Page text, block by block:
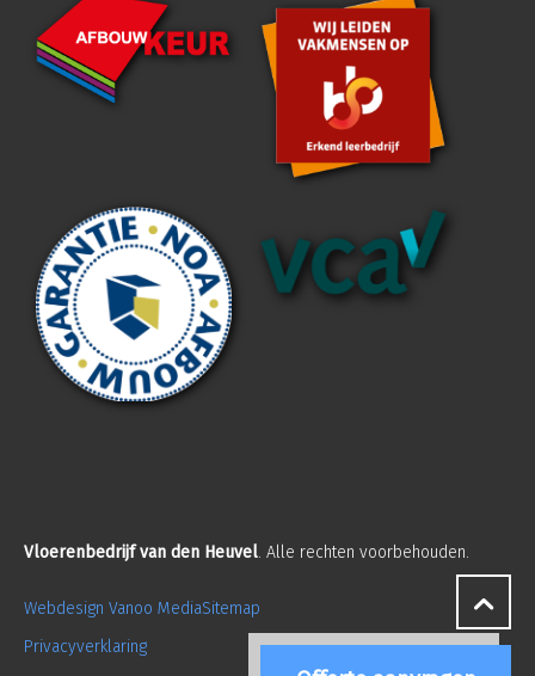
Vloerenbedrijf van den Heuvel. Alle rechten voorbehouden.
Webdesign Vanoo MediaSitemap
Privacyverklaring